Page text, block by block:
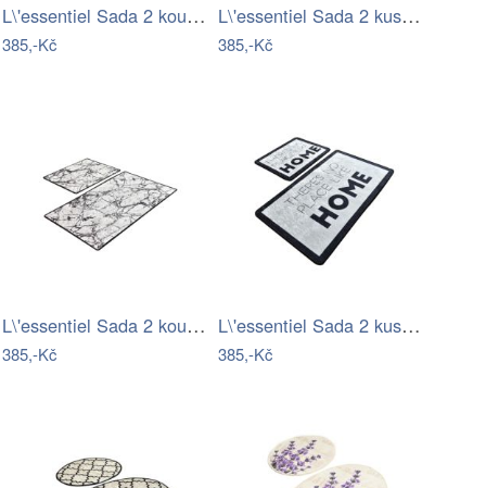
L\'essentiel Sada 2 koupelnových…
385,-Kč
L\'essentiel Sada 2 kusů koupelnových…
385,-Kč
L\'essentiel Sada 2 koupelnových…
385,-Kč
L\'essentiel Sada 2 kusů koupelnových…
385,-Kč